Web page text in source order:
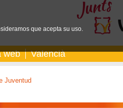
web Valencià
Juventud
que acepta su uso.